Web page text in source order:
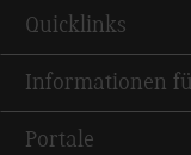
Quicklinks
Informationen
Portale